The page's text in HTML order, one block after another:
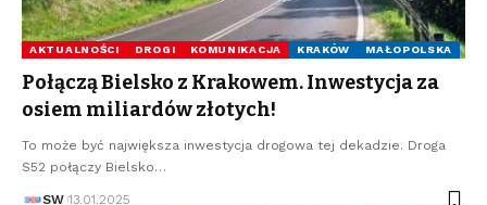
AKTUALNOŚCI DROGI KOMUNIKACJA KRAKÓW MAŁOPOLSKA
Połączą Bielsko z Krakowem. Inwestycja za
osiem miliardów złotych!
To może być największa inwestycja drogowa tej dekadzie. Droga
S52 połączy Bielsko…
SW 13.01.2025